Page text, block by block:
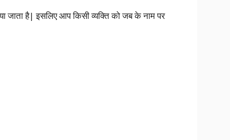
जाता है| इसलिए आप किसी व्यक्ति को जब के नाम पर